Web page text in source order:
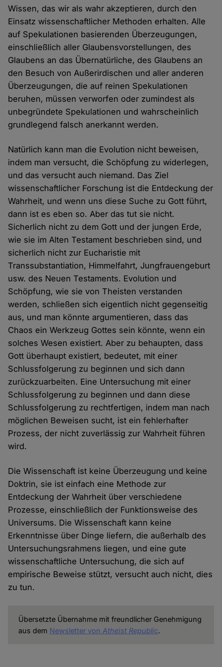
Wissen, das wir als wahr akzeptieren, durch den
Einsatz wissenschaftlicher Methoden erhalten. Alle
auf Spekulationen basierenden Überzeugungen,
einschließlich aller Glaubensvorstellungen, des
Glaubens an das Übernatürliche, des Glaubens an
den Besuch von Außerirdischen und aller anderen
Überzeugungen, die auf reinen Spekulationen
beruhen, müssen verworfen oder zumindest als
unbegründete Spekulationen und wahrscheinlich
grundlegend falsch anerkannt werden.
Natürlich kann man die Evolution nicht beweisen,
indem man versucht, die Schöpfung zu widerlegen,
und das versucht auch niemand. Das Ziel
wissenschaftlicher Forschung ist die Entdeckung der
Wahrheit, und wenn uns diese Suche zu Gott führt,
dann ist es eben so. Aber das tut sie nicht.
Sicherlich nicht zu dem Gott und der jungen Erde,
wie sie im Alten Testament beschrieben sind, und
sicherlich nicht zur Eucharistie mit
Transsubstantiation, Himmelfahrt, Jungfrauengeburt
usw. des Neuen Testaments. Evolution und
Schöpfung, wie sie von Theisten verstanden
werden, schließen sich eigentlich nicht gegenseitig
aus, und man könnte argumentieren, dass das
Chaos ein Werkzeug Gottes sein könnte, wenn ein
solches Wesen existiert. Aber zu behaupten, dass
Gott überhaupt existiert, bedeutet, mit einer
Schlussfolgerung zu beginnen und sich dann
zurückzuarbeiten. Eine Untersuchung mit einer
Schlussfolgerung zu beginnen und dann diese
Schlussfolgerung zu rechtfertigen, indem man nach
möglichen Beweisen sucht, ist ein fehlerhafter
Prozess, der nicht zuverlässig zur Wahrheit führen
wird.
Die Wissenschaft ist keine Überzeugung und keine
Doktrin, sie ist einfach eine Methode zur
Entdeckung der Wahrheit über verschiedene
Prozesse, einschließlich der Funktionsweise des
Universums. Die Wissenschaft kann keine
Erkenntnisse über Dinge liefern, die außerhalb des
Untersuchungsrahmens liegen, und eine gute
wissenschaftliche Untersuchung, die sich auf
empirische Beweise stützt, versucht auch nicht, dies
zu tun.
Übersetzte Übernahme mit freundlicher Genehmigung
aus dem Newsletter von Atheist Republic.